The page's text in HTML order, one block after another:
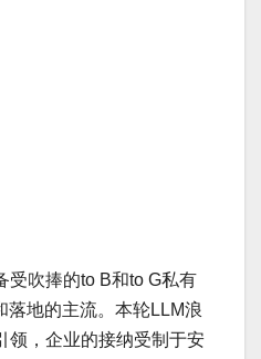
受吹捧的to B和to G私有
落地的主流。本轮LLM浪
领，企业的接纳受制于安